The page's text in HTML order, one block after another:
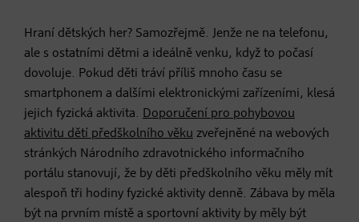
Hraní dětských her? Samozřejmě. Jenže ne na telefonu,
ale s ostatními dětmi a ideálně venku, když to počasí
dovoluje. Pokud děti tráví příliš mnoho času se
smartphonem a dalšími elektronickými zařízeními, klesá
jejich fyzická aktivita. Doporučení pro pohybovou
aktivitu dětí předškolního věku zveřejněné na webových
stránkých Národního zdravotnického informačního
portálu stanovují, že by děti předškolního věku měly mít
alespoň tři hodiny fyzické aktivity denně. Zábava by měla
být na prvním místě a sportovní aktivity by měly být